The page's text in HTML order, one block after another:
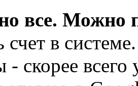
все. Можно
счет в
- скорее